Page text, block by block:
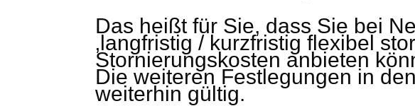
Das heißt für Sie, dass Sie bei
‚langfristig / kurzfristig flexibel
Stornierungskosten anbieten
Die weiteren Festlegungen in
weiterhin gültig.